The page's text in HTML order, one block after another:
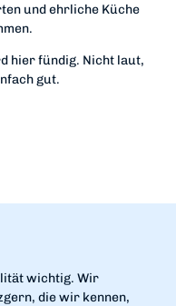
und ehrliche Küche
hier fündig. Nicht laut,
gut.
wichtig. Wir
die wir kennen,